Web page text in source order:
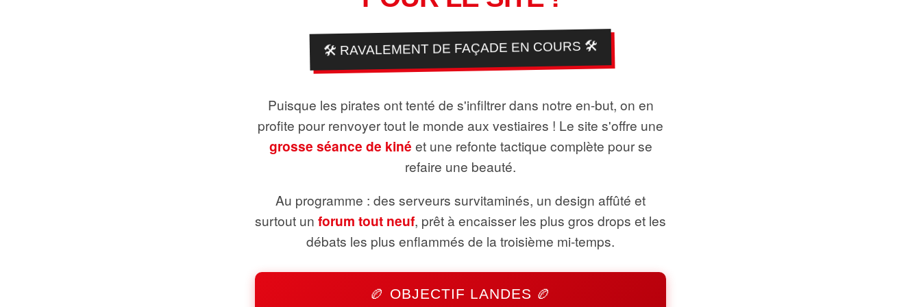
🛠️ RAVALEMENT DE FAÇADE EN COURS 🛠️
Puisque les pirates ont tenté de s'infiltrer dans notre en-but, on en
profite pour renvoyer tout le monde aux vestiaires ! Le site s'offre une
grosse séance de kiné et une refonte tactique complète pour se
refaire une beauté.
Au programme : des serveurs survitaminés, un design affûté et
surtout un forum tout neuf, prêt à encaisser les plus gros drops et les
débats les plus enflammés de la troisième mi-temps.
🏉 OBJECTIF LANDES 🏉